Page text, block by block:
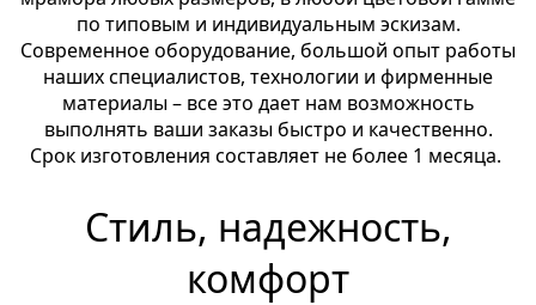
по типовым и индивидуальным эскизам.
Современное оборудование, большой опыт работы
наших специалистов, технологии и фирменные
материалы – все это дает нам возможность
выполнять ваши заказы быстро и качественно.
Срок изготовления составляет не более 1 месяца.
Стиль, надежность,
комфорт